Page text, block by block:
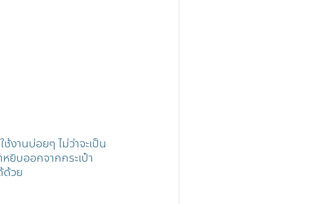
งานบ่อยๆ ไม่ว่าจะเป็น
บออกจากกระเป๋า
ด้วย